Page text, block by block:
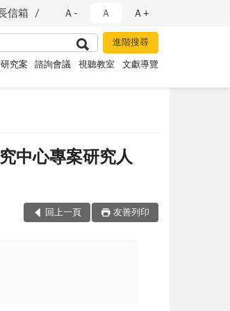
信箱 Ａ- Ａ Ａ+
究案 諮詢會議 視聽教室 文獻導覽
中心專案研究人
回上一頁 友善列印